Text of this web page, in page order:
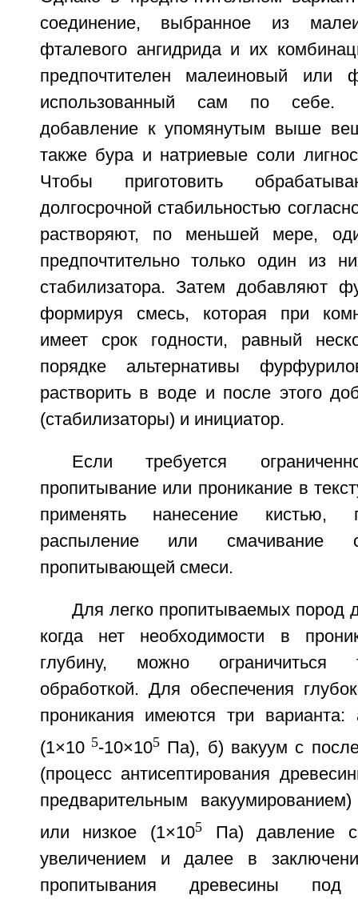
соединение, выбранное из
фталевого ангидрида и их
предпочтителен малеиновый или
использованный сам по себе.
добавление к упомянутым выше
также бура и натриевые соли
Чтобы приготовить
долгосрочной стабильностью
растворяют, по меньшей мере,
предпочтительно только один из
стабилизатора. Затем добавляют
формируя смесь, которая при
имеет срок годности, равный
порядке альтернативы
растворить в воде и после этого
(стабилизаторы) и инициатор.
Если требуется
пропитывание или проникание в
применять нанесение кистью,
распыление или смачивание с
пропитывающей смеси.
Для легко пропитываемых пород
когда нет необходимости в
глубину, можно ограничиться
обработкой. Для обеспечения
проникания имеются три варианта:
(1×105-10×105Па), б) вакуум с
(процесс антисептирования
предварительным
или низкое (1×105Па) давление с
увеличением и далее в
пропитывания древесины